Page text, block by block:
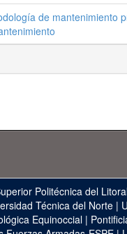
de mantenimiento
Politécnica del
Técnica del Norte|
Equinoccial|